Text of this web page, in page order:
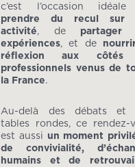
c’est l’occasion
prendre du recul sur
activité, de partager
expériences, et de
réflexion aux côtés
professionnels venus de
la France.
Au-delà des débats et
tables rondes, ce rendez-
est aussi un moment
de convivialité,
humains et de